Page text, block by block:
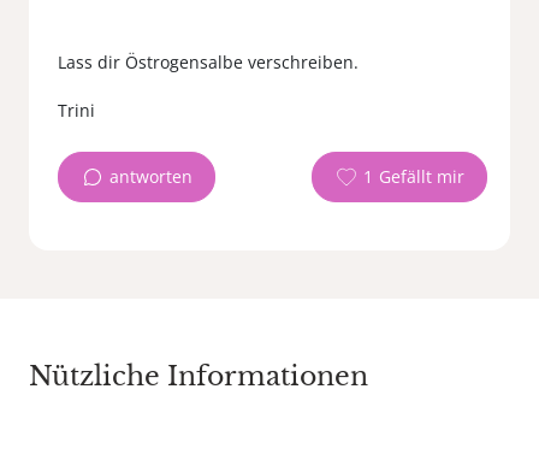
Lass dir Östrogensalbe verschreiben.
antworten 1
Nützliche Informationen